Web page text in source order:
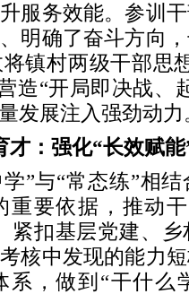
服务效能。参训
明确了奋斗方向
镇村两级干部思
造“开局即决战、
发展注入强劲动力
才：强化“长效赋
”与“常态练”相
重要依据，推动
紧扣基层党建、
核中发现的能力
系，做到“干什么